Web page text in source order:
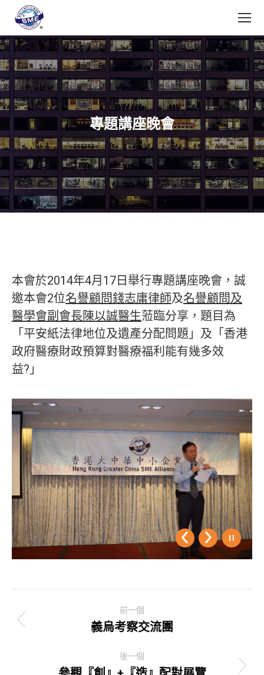
專題講座晚會
本會於2014年4月17日舉行專題講座晚會，誠
邀本會2位名譽顧問錢志庸律師及名譽顧問及
醫學會副會長陳以誠醫生蒞臨分享，題目為
「平安紙法律地位及遺產分配問題」及「香港
政府醫療財政預算對醫療福利能有幾多效
益?」
navigation
前一個
Previous
義烏考察交流團
後一個